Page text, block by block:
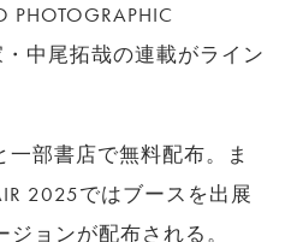
PHOTOGRAPHIC
・中尾拓哉の連載がライン
一部書店で無料配布。ま
2025ではブースを出展
ョンが配布される。